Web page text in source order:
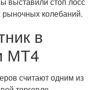
рыночных колебаний.
в
МТ4
считают одним из